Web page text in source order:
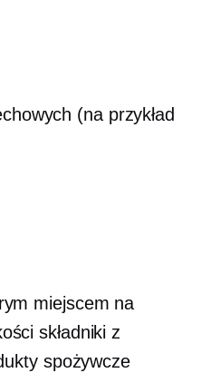
(na przykład
miejscem na
składniki z
spożywcze